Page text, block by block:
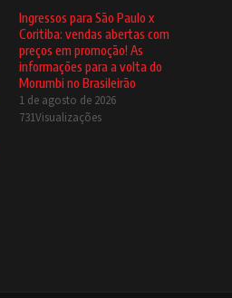
Ingressos para São Paulo x
Coritiba: vendas abertas com
preços em promoção! As
informações para a volta do
Morumbi no Brasileirão
1 de agosto de 2026
731Visualizações